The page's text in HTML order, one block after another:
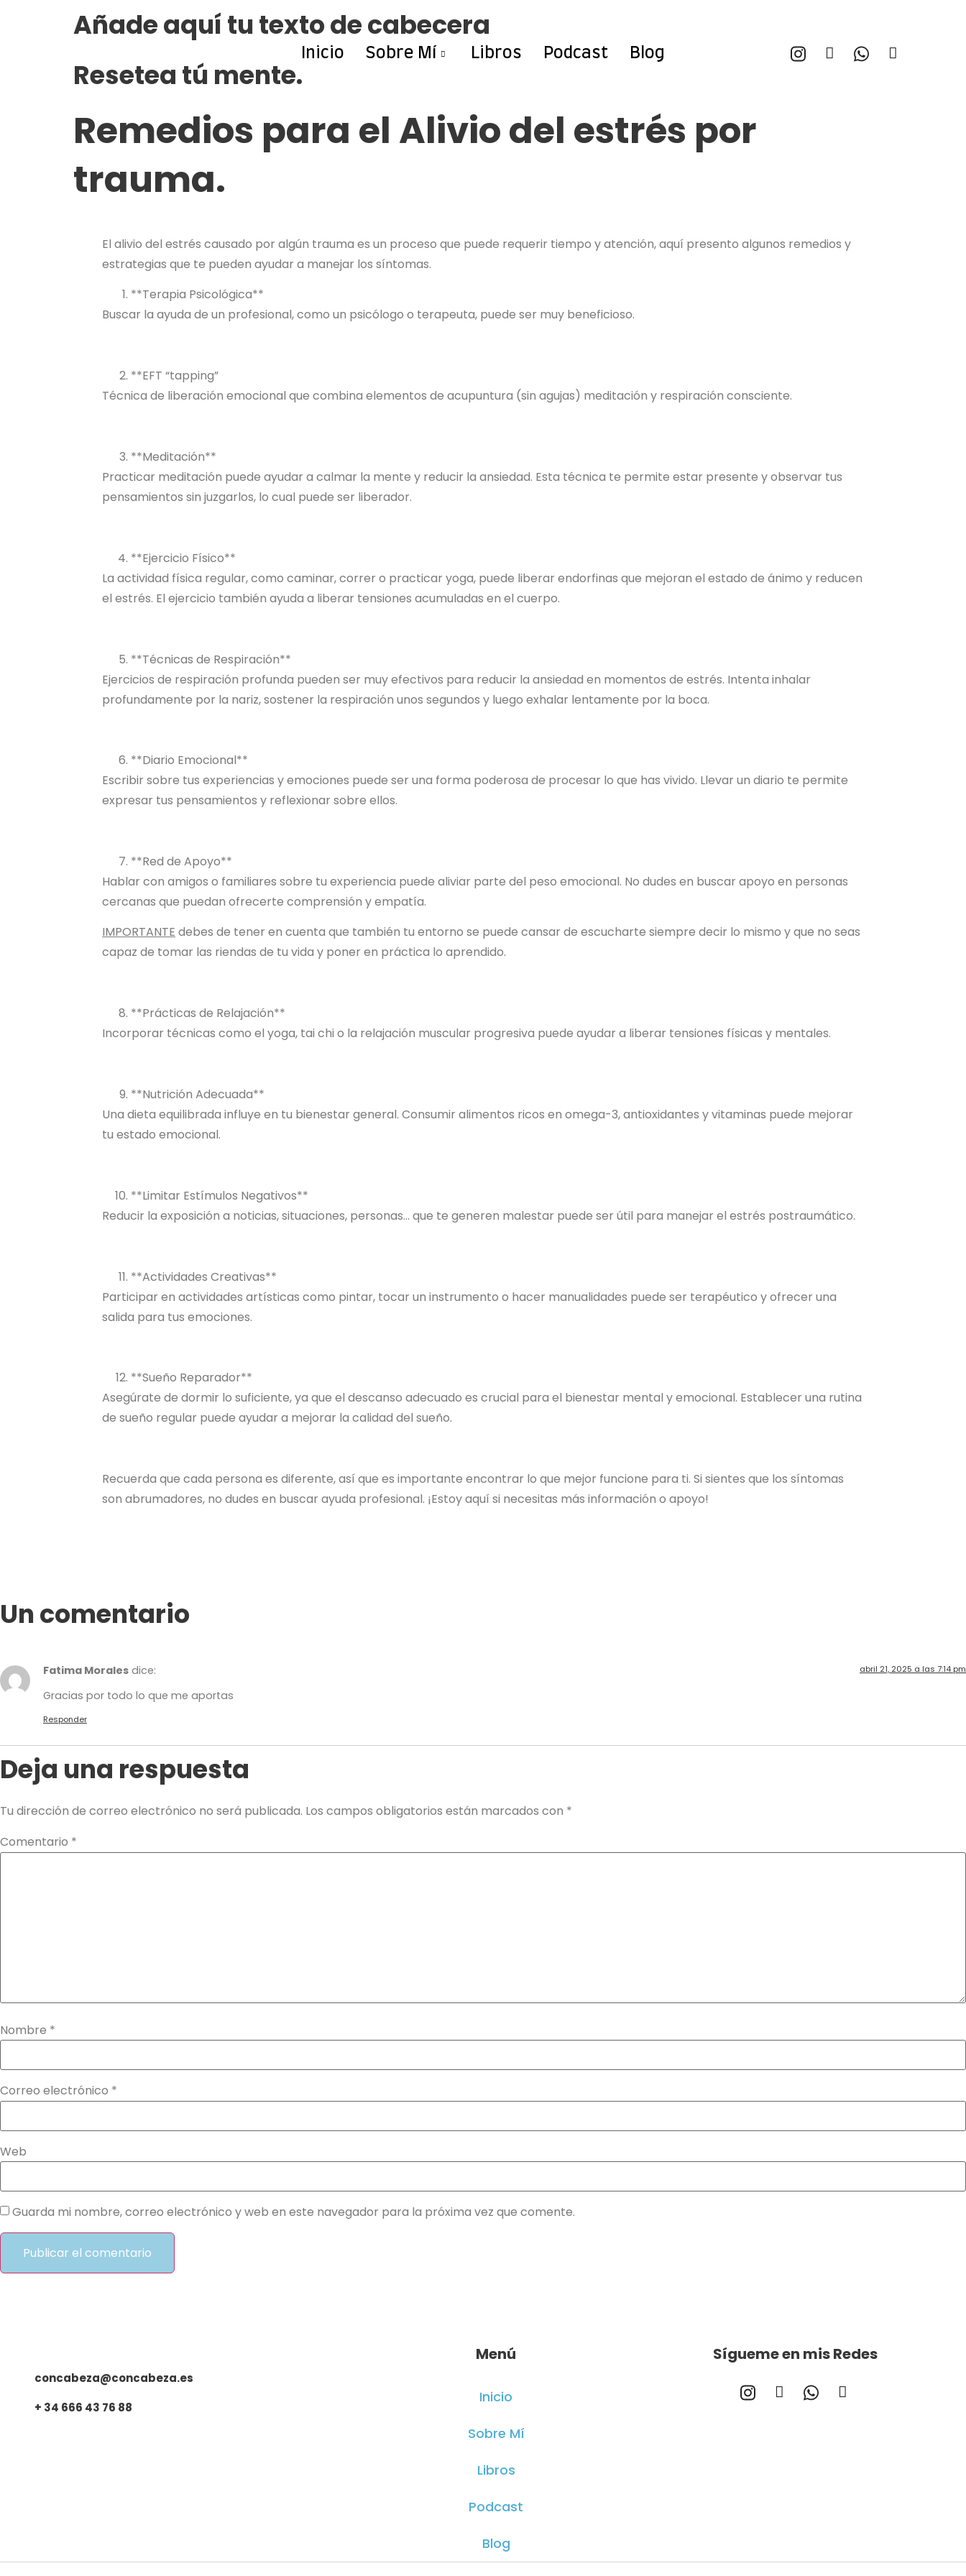
Inicio Sobre Mí Libros Podcast Blog
Añade aquí tu texto de cabecera
Resetea tú mente.
Remedios para el Alivio del estrés por
trauma.
El alivio del estrés causado por algún trauma es un proceso que puede requerir tiempo y atención, aquí presento algunos remedios y
estrategias que te pueden ayudar a manejar los síntomas.
**Terapia Psicológica**
Buscar la ayuda de un profesional, como un psicólogo o terapeuta, puede ser muy beneficioso.
**EFT “tapping”
Técnica de liberación emocional que combina elementos de acupuntura (sin agujas) meditación y respiración consciente.
**Meditación**
Practicar meditación puede ayudar a calmar la mente y reducir la ansiedad. Esta técnica te permite estar presente y observar tus
pensamientos sin juzgarlos, lo cual puede ser liberador.
**Ejercicio Físico**
La actividad física regular, como caminar, correr o practicar yoga, puede liberar endorfinas que mejoran el estado de ánimo y reducen
el estrés. El ejercicio también ayuda a liberar tensiones acumuladas en el cuerpo.
**Técnicas de Respiración**
Ejercicios de respiración profunda pueden ser muy efectivos para reducir la ansiedad en momentos de estrés. Intenta inhalar
profundamente por la nariz, sostener la respiración unos segundos y luego exhalar lentamente por la boca.
**Diario Emocional**
Escribir sobre tus experiencias y emociones puede ser una forma poderosa de procesar lo que has vivido. Llevar un diario te permite
expresar tus pensamientos y reflexionar sobre ellos.
**Red de Apoyo**
Hablar con amigos o familiares sobre tu experiencia puede aliviar parte del peso emocional. No dudes en buscar apoyo en personas
cercanas que puedan ofrecerte comprensión y empatía.
IMPORTANTE debes de tener en cuenta que también tu entorno se puede cansar de escucharte siempre decir lo mismo y que no seas
capaz de tomar las riendas de tu vida y poner en práctica lo aprendido.
**Prácticas de Relajación**
Incorporar técnicas como el yoga, tai chi o la relajación muscular progresiva puede ayudar a liberar tensiones físicas y mentales.
**Nutrición Adecuada**
Una dieta equilibrada influye en tu bienestar general. Consumir alimentos ricos en omega-3, antioxidantes y vitaminas puede mejorar
tu estado emocional.
**Limitar Estímulos Negativos**
Reducir la exposición a noticias, situaciones, personas… que te generen malestar puede ser útil para manejar el estrés postraumático.
**Actividades Creativas**
Participar en actividades artísticas como pintar, tocar un instrumento o hacer manualidades puede ser terapéutico y ofrecer una
salida para tus emociones.
**Sueño Reparador**
Asegúrate de dormir lo suficiente, ya que el descanso adecuado es crucial para el bienestar mental y emocional. Establecer una rutina
de sueño regular puede ayudar a mejorar la calidad del sueño.
Recuerda que cada persona es diferente, así que es importante encontrar lo que mejor funcione para ti. Si sientes que los síntomas
son abrumadores, no dudes en buscar ayuda profesional. ¡Estoy aquí si necesitas más información o apoyo!
Un comentario
Fatima Morales dice: abril 21, 2025 a las 7:14 pm
Gracias por todo lo que me aportas
Responder
Deja una respuesta
Tu dirección de correo electrónico no será publicada. Los campos obligatorios están marcados con *
Comentario *
Nombre *
Correo electrónico *
Web
Guarda mi nombre, correo electrónico y web en este navegador para la próxima vez que comente.
concabeza@concabeza.es​
+ 34 666 43 76 88​
Menú
Inicio
Sobre Mí
Libros
Podcast
Blog
Sígueme en mis Redes